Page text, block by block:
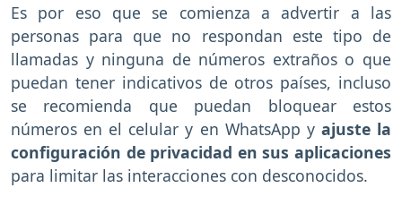
Es por eso que se comienza a advertir a las
personas para que no respondan este tipo de
llamadas y ninguna de números extraños o que
puedan tener indicativos de otros países, incluso
se recomienda que puedan bloquear estos
números en el celular y en WhatsApp y ajuste la
configuración de privacidad en sus aplicaciones
para limitar las interacciones con desconocidos.